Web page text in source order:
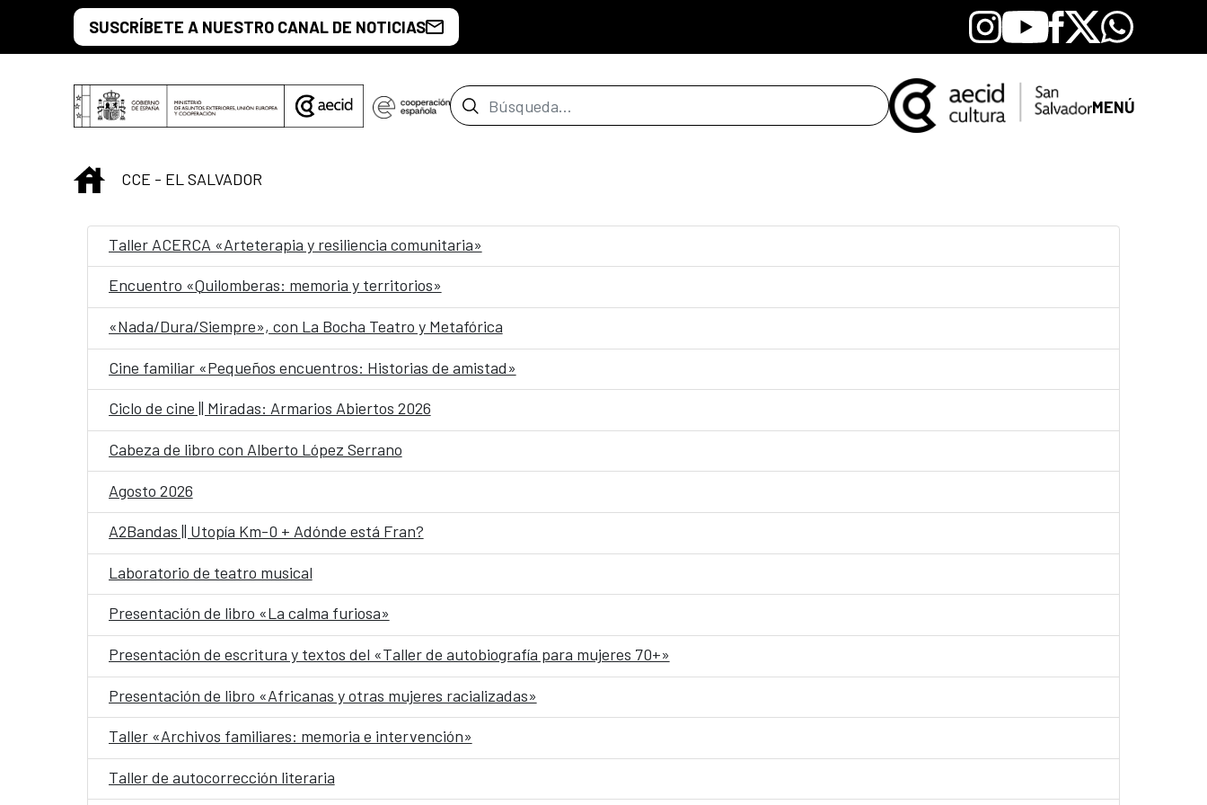
Saltar al contenido principal
SUSCRÍBETE A NUESTRO CANAL DE NOTICIAS Instagram
YoutubeFacebook
X Whatsapp
Barra de búsqueda MENÚ
INICIO
CCE - EL SALVADOR
Taller ACERCA «Arteterapia y resiliencia comunitaria»
Encuentro «Quilomberas: memoria y territorios»
«Nada/Dura/Siempre», con La Bocha Teatro y Metafórica
Cine familiar «Pequeños encuentros: Historias de amistad»
Ciclo de cine || Miradas: Armarios Abiertos 2026
Cabeza de libro con Alberto López Serrano
Agosto 2026
A2Bandas || Utopía Km-0 + Adónde está Fran?
Laboratorio de teatro musical
Presentación de libro «La calma furiosa»
Presentación de escritura y textos del «Taller de autobiografía para mujeres 70+»
Presentación de libro «Africanas y otras mujeres racializadas»
Taller «Archivos familiares: memoria e intervención»
Taller de autocorrección literaria